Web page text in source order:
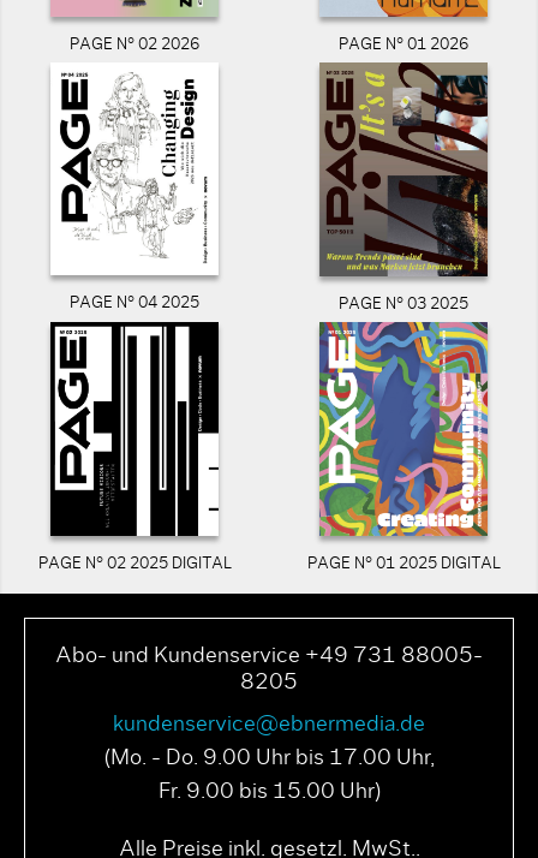
PAGE N° 02 2026 PAGE N° 01 2026
PAGE N° 04 2025 PAGE N° 03 2025
PAGE N° 02 2025 DIGITAL PAGE N° 01 2025 DIGITAL
Abo- und Kundenservice +49 731 88005-
8205
kundenservice@ebnermedia.de
(Mo. - Do. 9.00 Uhr bis 17.00 Uhr,
Fr. 9.00 bis 15.00 Uhr)
Alle Preise inkl. gesetzl. MwSt..